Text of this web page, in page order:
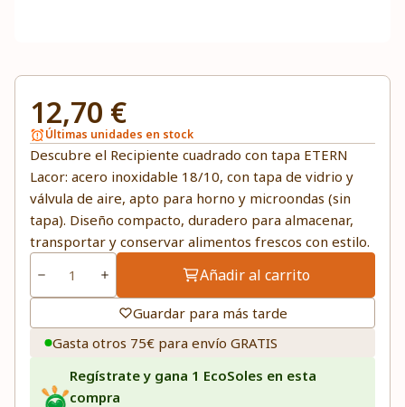
12,70 €
Últimas unidades en stock
Descubre el Recipiente cuadrado con tapa ETERN
Lacor: acero inoxidable 18/10, con tapa de vidrio y
válvula de aire, apto para horno y microondas (sin
tapa). Diseño compacto, duradero para almacenar,
transportar y conservar alimentos frescos con estilo.
Añadir al carrito
Guardar para más tarde
Gasta otros 75€ para envío GRATIS
Regístrate y gana 1 EcoSoles en esta
compra